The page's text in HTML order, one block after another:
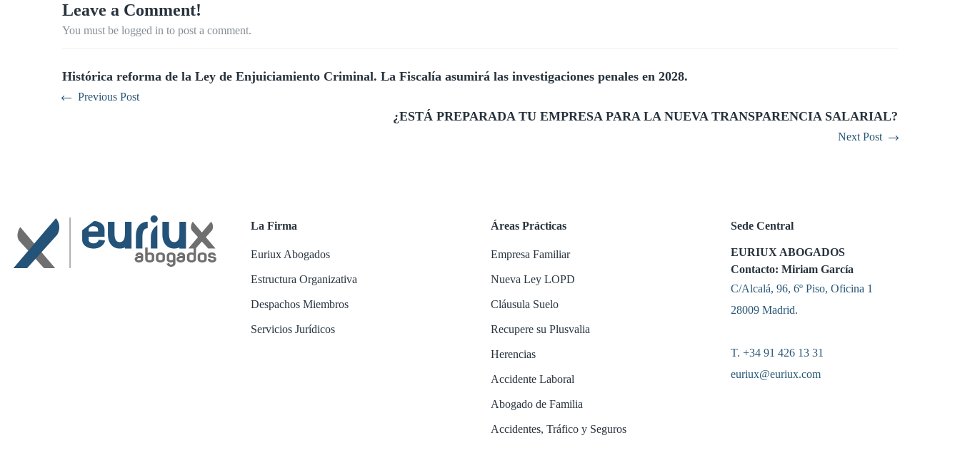
Leave a Comment!
You must be logged in to post a comment.
Histórica reforma de la Ley de Enjuiciamiento Criminal. La Fiscalía asumirá las investigaciones penales en 2028.
Previous Post
¿ESTÁ PREPARADA TU EMPRESA PARA LA NUEVA TRANSPARENCIA SALARIAL?
Next Post
La Firma
Euriux Abogados
Estructura Organizativa
Despachos Miembros
Servicios Jurídicos
Áreas Prácticas
Empresa Familiar
Nueva Ley LOPD
Cláusula Suelo
Recupere su Plusvalia
Herencias
Accidente Laboral
Abogado de Familia
Accidentes, Tráfico y Seguros
Sede Central
EURIUX ABOGADOS
Contacto: Miriam García
C/Alcalá, 96, 6º Piso, Oficina 1
28009 Madrid.
T. +34 91 426 13 31
euriux@euriux.com